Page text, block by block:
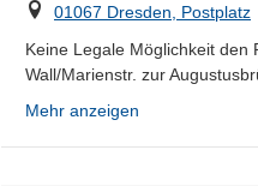
Ort
01067 Dresden, Postplatz
Keine Legale Möglichkeit den
Wall/Marienstr. zur
Mehr anzeigen